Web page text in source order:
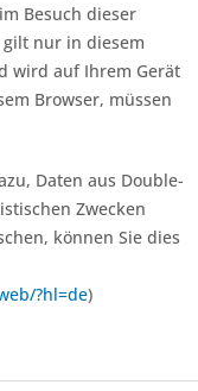
Besuch dieser
nur in diesem
wird auf Ihrem Gerät
Browser, müssen
Daten aus Double-
Zwecken
können Sie dies
?hl=de)